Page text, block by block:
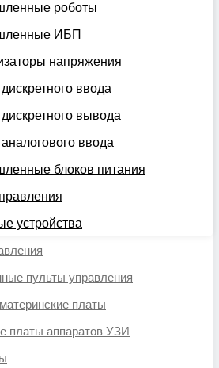
роботы
ИБП
напряжения
ввода
вывода
ввода
блоков питания
устройства
пульты управления
платы
платы аппаратов УЗИ